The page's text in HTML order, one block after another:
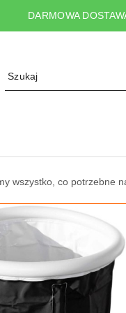
DARMOWA
wszystko, co potrzebne